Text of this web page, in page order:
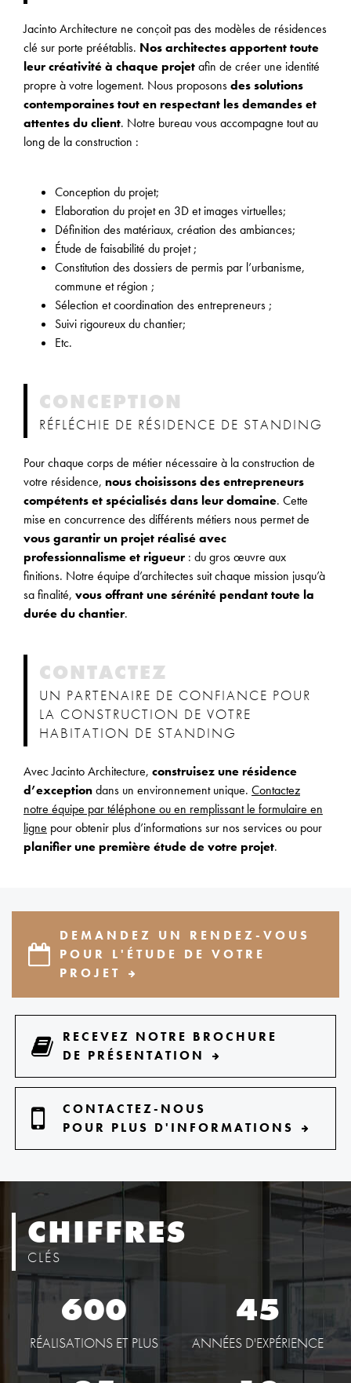
Jacinto Architecture ne conçoit pas des modèles de résidences
clé sur porte préétablis. Nos architectes apportent toute
leur créativité à chaque projetafin de créer une identité
propre à votre logement. Nous proposonsdes solutions
contemporaines tout en respectant les demandes et
attentes du client. Notre bureau vous accompagne tout au
long de la construction :
Conception du projet;
Elaboration du projet en 3D et images virtuelles;
Définition des matériaux, création des ambiances;
Étude de faisabilité du projet ;
Constitution des dossiers de permis par l’urbanisme,
commune et région ;
Sélection et coordination des entrepreneurs ;
Suivi rigoureux du chantier;
Etc.
CONCEPTION
RÉFLÉCHIE DE RÉSIDENCE DE STANDING
Pour chaque corps de métier nécessaire à la construction de
votre résidence, nous choisissons des entrepreneurs
compétents et spécialisés dans leur domaine. Cette
mise en concurrence des différents métiers nous permet de
vous garantir un projet réalisé avec
professionnalisme et rigueur : du gros œuvre aux
finitions. Notre équipe d’architectes suit chaque mission jusqu’à
sa finalité, vous offrant une sérénité pendant toute la
durée du chantier.
CONTACTEZ
UN PARTENAIRE DE CONFIANCE POUR
LA CONSTRUCTION DE VOTRE
HABITATION DE STANDING
Avec Jacinto Architecture, construisez une résidence
d’exceptiondans un environnement unique. Contactez
notre équipe par téléphone ou en remplissant le formulaire en
ligne pour obtenir plus d’informations sur nos services ou pour
planifier une première étude de votre projet.
DEMANDEZ UN RENDEZ-VOUS
POUR L'ÉTUDE DE VOTRE
PROJET
RECEVEZ NOTRE BROCHURE
DE PRÉSENTATION
CONTACTEZ-NOUS
POUR PLUS D'INFORMATIONS
CHIFFRES
CLÉS
600
RÉALISATIONS ET PLUS
45
ANNÉES D'EXPÉRIENCE